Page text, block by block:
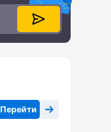
Перейти